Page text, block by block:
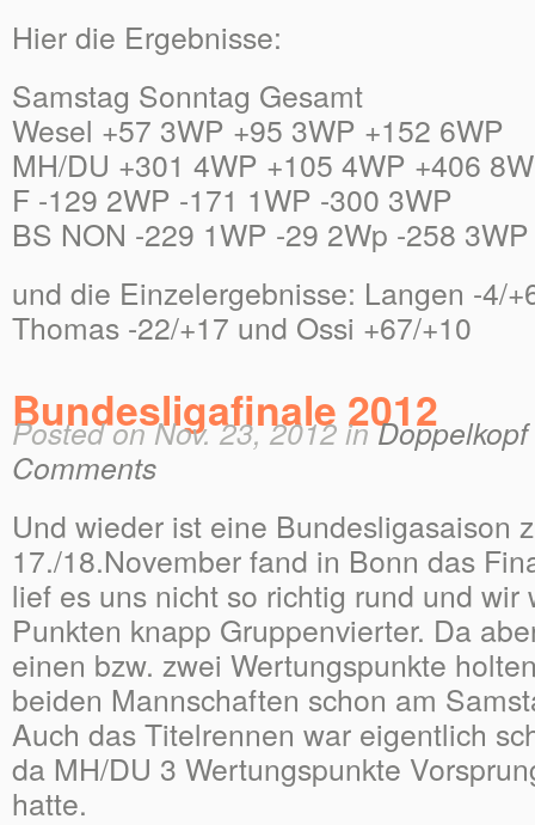
Hier die Ergebnisse:
Samstag Sonntag Gesamt
Wesel +57 3WP +95 3WP +152 6WP
MH/DU +301 4WP +105 4WP +406
F -129 2WP -171 1WP -300 3WP
BS NON -229 1WP -29 2Wp -258 3WP
und die Einzelergebnisse: Langen -4/
Thomas -22/+17 und Ossi +67/+10
Bundesligafinale 2012
Posted on Nov. 23, 2012 in
Comments
Und wieder ist eine Bundesligasaison
17./18.November fand in Bonn das
lief es uns nicht so richtig rund und wir
Punkten knapp Gruppenvierter. Da
einen bzw. zwei Wertungspunkte
beiden Mannschaften schon am
Auch das Titelrennen war eigentlich
da MH/DU 3 Wertungspunkte
hatte.